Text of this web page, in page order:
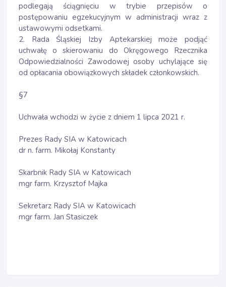
podlegają ściągnięciu w trybie przepisów o
postępowaniu egzekucyjnym w administracji wraz z
ustawowymi odsetkami.
2. Rada Śląskiej Izby Aptekarskiej może podjąć
uchwałę o skierowaniu do Okręgowego Rzecznika
Odpowiedzialności Zawodowej osoby uchylające się
od opłacania obowiązkowych składek członkowskich.
§7
Uchwała wchodzi w życie z dniem 1 lipca 2021 r.
Prezes Rady SIA w Katowicach
dr n. farm. Mikołaj Konstanty
Skarbnik Rady SIA w Katowicach
mgr farm. Krzysztof Majka
Sekretarz Rady SIA w Katowicach
mgr farm. Jan Stasiczek